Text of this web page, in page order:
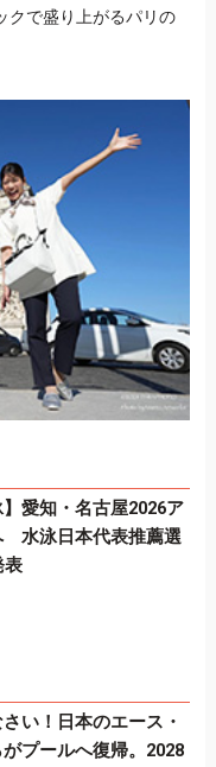
クで盛り上がるパリの
】愛知・名古屋2026ア
水泳日本代表推薦選
表
い！日本のエース・
プールへ復帰。2028